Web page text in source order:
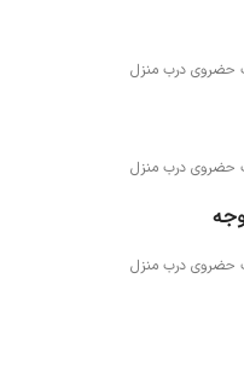
حضروی درب منزل
حضروی درب منزل
حضروی درب منزل